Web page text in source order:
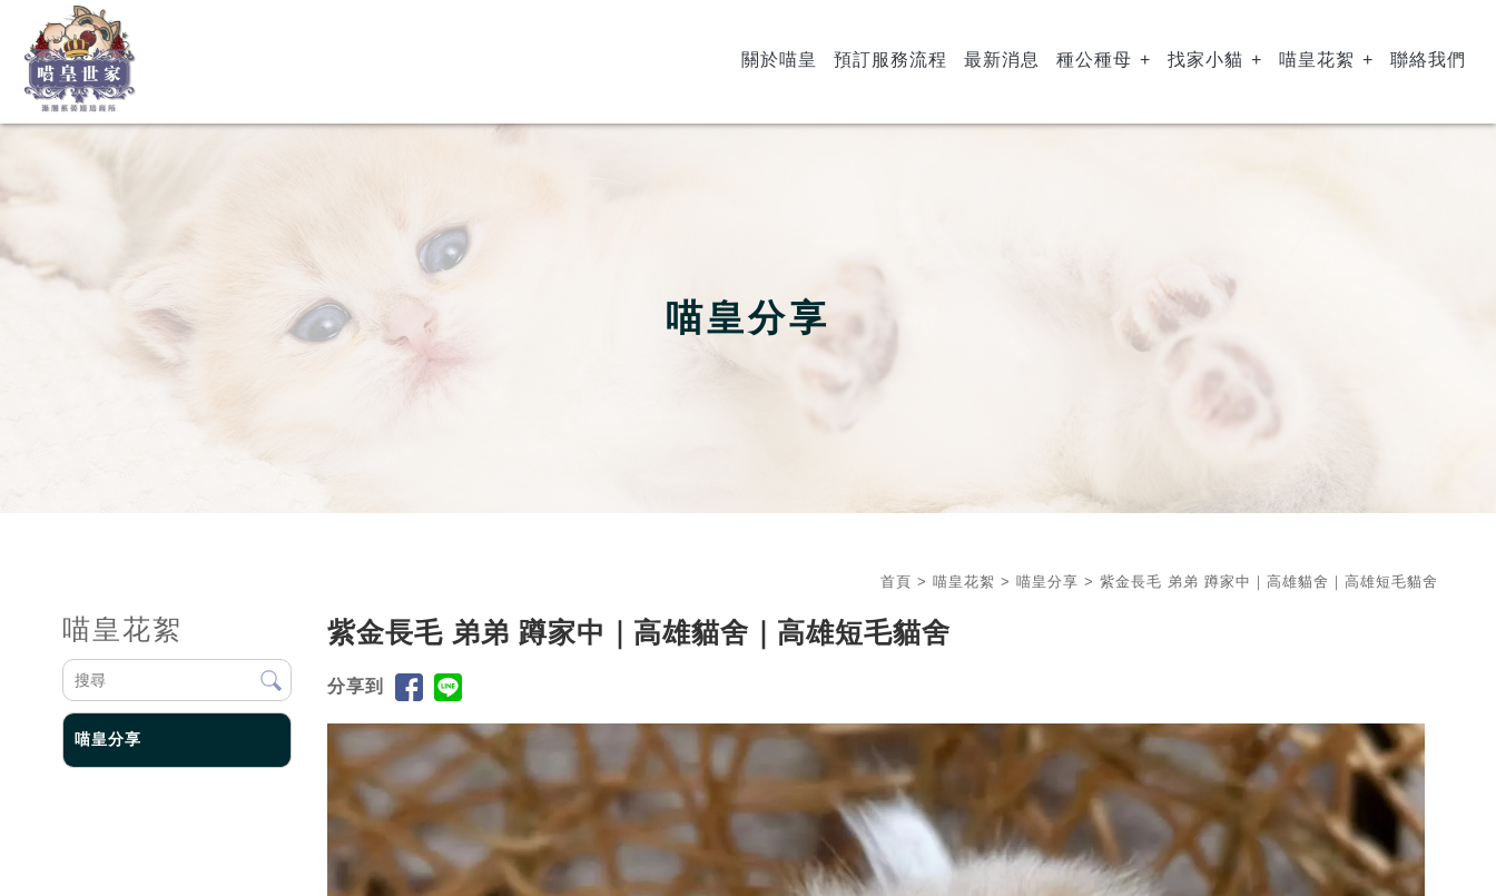
關於喵皇 預訂服務流程 最新消息 種公種母 找家小貓 喵皇花絮 聯絡我們
喵皇分享
首頁 > 喵皇花絮 > 喵皇分享 > 紫金長毛 弟弟 蹲家中｜高雄貓舍｜高雄短毛貓舍
喵皇花絮
喵皇分享
紫金長毛 弟弟 蹲家中｜高雄貓舍｜高雄短毛貓舍
分享到